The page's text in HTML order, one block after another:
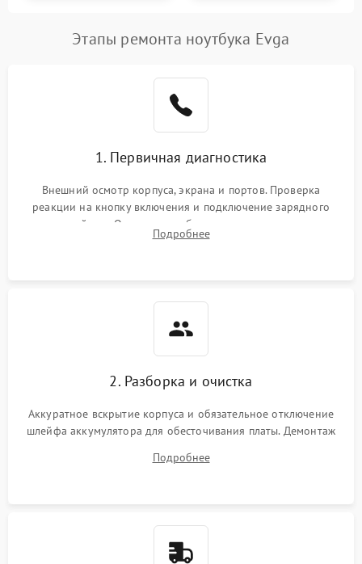
Этапы ремонта ноутбука Evga
1. Первичная диагностика
Внешний осмотр корпуса, экрана и портов. Проверка
реакции на кнопку включения и подключение зарядного
устройства. Оценка потребления тока с помощью
лабораторного блока питания для локализации проблемы.
Подробнее
2. Разборка и очистка
Аккуратное вскрытие корпуса и обязательное отключение
шлейфа аккумулятора для обесточивания платы. Демонтаж
высохшей термопасты с кристаллов чипов.
Подробнее